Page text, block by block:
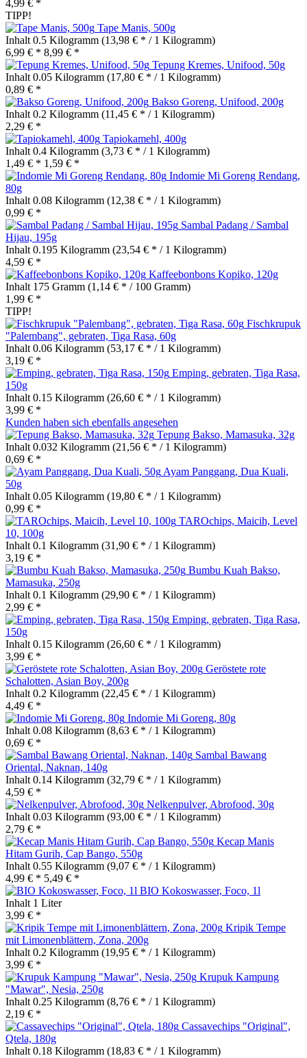
4,99 € *
TIPP!
Tape Manis, 500g
Inhalt 0.5 Kilogramm (13,98 € * / 1 Kilogramm)
6,99 € * 8,99 € *
Tepung Kremes, Unifood, 50g
Inhalt 0.05 Kilogramm (17,80 € * / 1 Kilogramm)
0,89 € *
Bakso Goreng, Unifood, 200g
Inhalt 0.2 Kilogramm (11,45 € * / 1 Kilogramm)
2,29 € *
Tapiokamehl, 400g
Inhalt 0.4 Kilogramm (3,73 € * / 1 Kilogramm)
1,49 € * 1,59 € *
Indomie Mi Goreng Rendang,
80g
Inhalt 0.08 Kilogramm (12,38 € * / 1 Kilogramm)
0,99 € *
Sambal Padang / Sambal
Hijau, 195g
Inhalt 0.195 Kilogramm (23,54 € * / 1 Kilogramm)
4,59 € *
Kaffeebonbons Kopiko, 120g
Inhalt 175 Gramm (1,14 € * / 100 Gramm)
1,99 € *
TIPP!
Fischkrupuk
"Palembang", gebraten, Tiga Rasa, 60g
Inhalt 0.06 Kilogramm (53,17 € * / 1 Kilogramm)
3,19 € *
Emping, gebraten, Tiga Rasa,
150g
Inhalt 0.15 Kilogramm (26,60 € * / 1 Kilogramm)
3,99 € *
Kunden haben sich ebenfalls angesehen
Tepung Bakso, Mamasuka, 32g
Inhalt 0.032 Kilogramm (21,56 € * / 1 Kilogramm)
0,69 € *
Ayam Panggang, Dua Kuali,
50g
Inhalt 0.05 Kilogramm (19,80 € * / 1 Kilogramm)
0,99 € *
TAROchips, Maicih, Level
10, 100g
Inhalt 0.1 Kilogramm (31,90 € * / 1 Kilogramm)
3,19 € *
Bumbu Kuah Bakso,
Mamasuka, 250g
Inhalt 0.1 Kilogramm (29,90 € * / 1 Kilogramm)
2,99 € *
Emping, gebraten, Tiga Rasa,
150g
Inhalt 0.15 Kilogramm (26,60 € * / 1 Kilogramm)
3,99 € *
Geröstete rote
Schalotten, Asian Boy, 200g
Inhalt 0.2 Kilogramm (22,45 € * / 1 Kilogramm)
4,49 € *
Indomie Mi Goreng, 80g
Inhalt 0.08 Kilogramm (8,63 € * / 1 Kilogramm)
0,69 € *
Sambal Bawang
Oriental, Naknan, 140g
Inhalt 0.14 Kilogramm (32,79 € * / 1 Kilogramm)
4,59 € *
Nelkenpulver, Abrofood, 30g
Inhalt 0.03 Kilogramm (93,00 € * / 1 Kilogramm)
2,79 € *
Kecap Manis
Hitam Gurih, Cap Bango, 550g
Inhalt 0.55 Kilogramm (9,07 € * / 1 Kilogramm)
4,99 € * 5,49 € *
BIO Kokoswasser, Foco, 1l
Inhalt 1 Liter
3,99 € *
Kripik Tempe
mit Limonenblättern, Zona, 200g
Inhalt 0.2 Kilogramm (19,95 € * / 1 Kilogramm)
3,99 € *
Krupuk Kampung
"Mawar", Nesia, 250g
Inhalt 0.25 Kilogramm (8,76 € * / 1 Kilogramm)
2,19 € *
Cassavechips "Original",
Qtela, 180g
Inhalt 0.18 Kilogramm (18,83 € * / 1 Kilogramm)